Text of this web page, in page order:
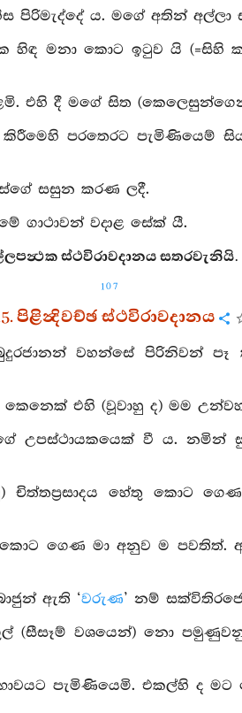
පිරිමැද්දේ ය. මගේ අතින්
හිඳ මනා කොට ඉටුව යි (=සිහි
එහි දී මගේ සිත
පරතෙරට පැමිණියෙම්
සසුන කරණ ලදී.
ගාථාවන් වදාළ සේක් යී.
ස්ථවිරාවදානය සතරවැනියි.
107
පිළින්‍දිවච්ඡ ස්ථවිරාවදානය
වහන්සේ පිරිනිවන්
කෙනෙක් එහි (වූවාහු ද) මම
උපස්ථායකයෙක් වී ය.
චිත්තප්‍රසාදය හේතු කොට
ගෙණ මා අනුව ම පවතිත්.
ඇති ‘වරුණ’ නම්
(සීසෑම් වශයෙන්) නො
පැමිණියෙමි. එකල්හි